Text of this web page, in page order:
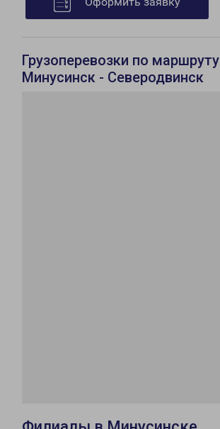
Грузоперевозки по маршруту
Минусинск - Северодвинск